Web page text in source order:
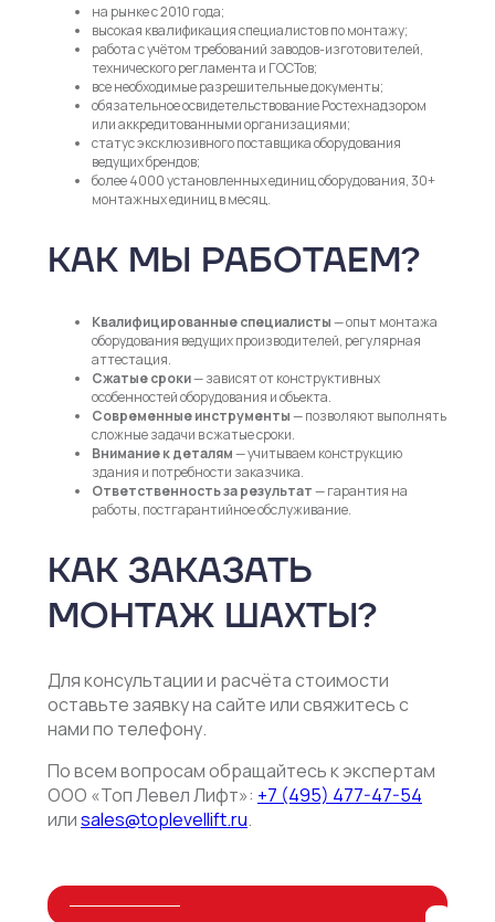
на рынке с 2010 года;
высокая квалификация специалистов по монтажу;
работа с учётом требований заводов-изготовителей,
технического регламента и ГОСТов;
все необходимые разрешительные документы;
обязательное освидетельствование Ростехнадзором
или аккредитованными организациями;
статус эксклюзивного поставщика оборудования
ведущих брендов;
более 4000 установленных единиц оборудования, 30+
монтажных единиц в месяц.
КАК МЫ РАБОТАЕМ?
Квалифицированные специалисты— опыт монтажа
оборудования ведущих производителей, регулярная
аттестация.
Сжатые сроки— зависят от конструктивных
особенностей оборудования и объекта.
Современные инструменты— позволяют выполнять
сложные задачи в сжатые сроки.
Внимание к деталям— учитываем конструкцию
здания и потребности заказчика.
Ответственность за результат— гарантия на
работы, постгарантийное обслуживание.
КАК ЗАКАЗАТЬ
МОНТАЖ ШАХТЫ?
Для консультации и расчёта стоимости
оставьте заявку на сайте или свяжитесь с
нами по телефону.
По всем вопросам обращайтесь к экспертам
ООО «Топ Левел Лифт»: +7 (495) 477-47-54
илиsales@toplevellift.ru.